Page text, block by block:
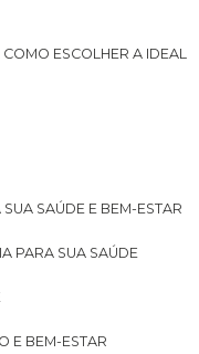
COMO ESCOLHER A IDEAL
SUA SAÚDE E BEM-ESTAR
PARA SUA SAÚDE
E BEM-ESTAR